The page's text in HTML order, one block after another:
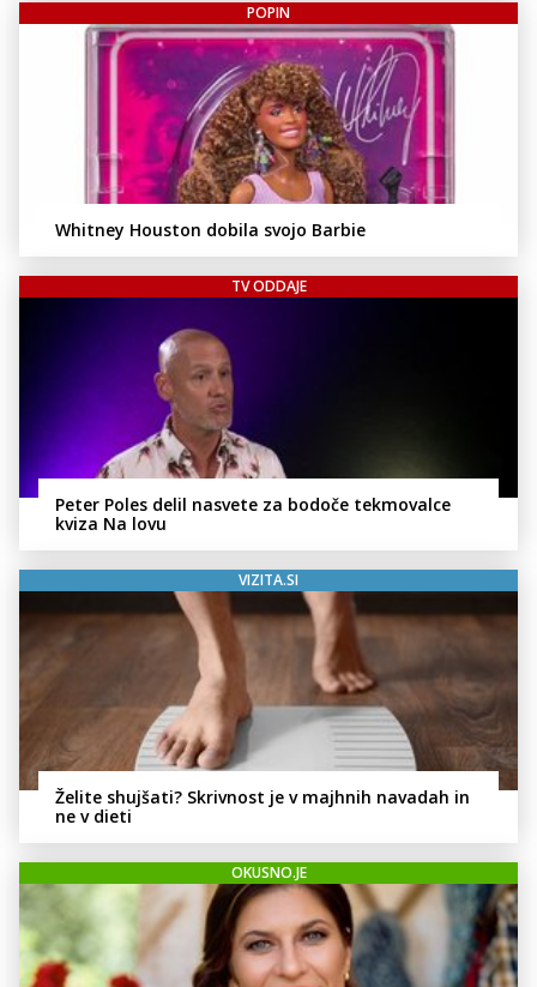
POPIN
Whitney Houston dobila svojo Barbie
TV ODDAJE
Peter Poles delil nasvete za bodoče tekmovalce
kviza Na lovu
VIZITA.SI
Želite shujšati? Skrivnost je v majhnih navadah in
ne v dieti
OKUSNO.JE